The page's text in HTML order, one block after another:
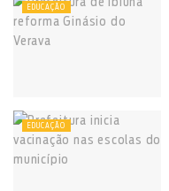
EDUCAÇÃO
EDUCAÇÃO